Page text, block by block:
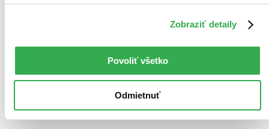
Zobraziť detaily
Povoliť všetko
Odmietnuť
John Constantine - Hellblazer
CZ